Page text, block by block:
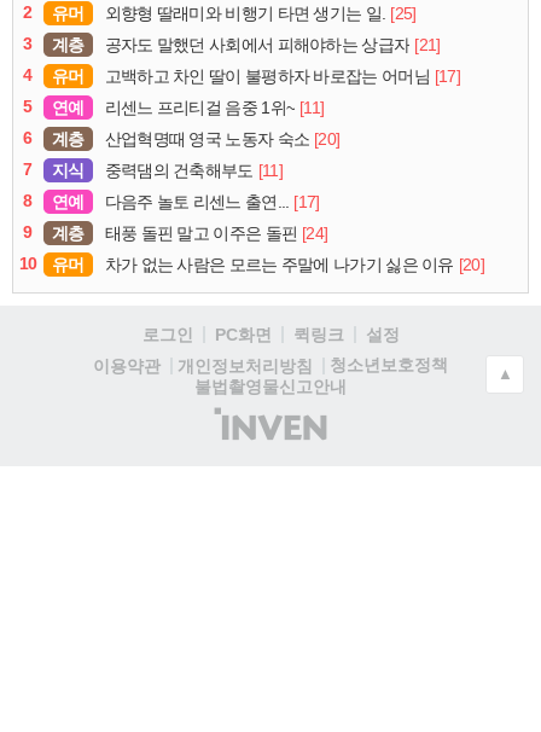
2
유머 외향형 딸래미와 비행기 타면 생기는 일. [25]
3
계층 공자도 말했던 사회에서 피해야하는 상급자 [21]
4
유머 고백하고 차인 딸이 불평하자 바로잡는 어머님 [17]
5
연예 리센느 프리티걸 음중 1위~ [11]
6
계층 산업혁명때 영국 노동자 숙소 [20]
7
지식 중력댐의 건축해부도 [11]
8
연예 다음주 놀토 리센느 출연...
[17]
9
계층 태풍 돌핀 말고 이주은 돌핀 [24]
10
유머 차가 없는 사람은 모르는 주말에 나가기 싫은 이유 [20]
로그인 PC화면 퀵링크
설정
이용약관
개인정보처리방침
청소년보호정책
불법촬영물신고안내
(주)
인
▲